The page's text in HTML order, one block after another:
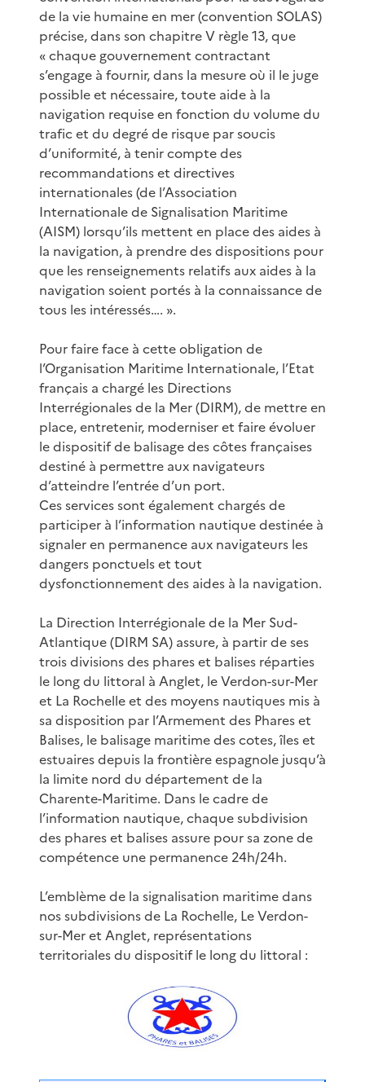
de la vie humaine en mer (convention SOLAS)
précise, dans son chapitre V règle 13, que
« chaque gouvernement contractant
s’engage à fournir, dans la mesure où il le juge
possible et nécessaire, toute aide à la
navigation requise en fonction du volume du
trafic et du degré de risque par soucis
d’uniformité, à tenir compte des
recommandations et directives
internationales (de l’Association
Internationale de Signalisation Maritime
(AISM) lorsqu’ils mettent en place des aides à
la navigation, à prendre des dispositions pour
que les renseignements relatifs aux aides à la
navigation soient portés à la connaissance de
tous les intéressés…. ».
Pour faire face à cette obligation de
l’Organisation Maritime Internationale, l’Etat
français a chargé les Directions
Interrégionales de la Mer (DIRM), de mettre en
place, entretenir, moderniser et faire évoluer
le dispositif de balisage des côtes françaises
destiné à permettre aux navigateurs
d’atteindre l’entrée d’un port.
Ces services sont également chargés de
participer à l’information nautique destinée à
signaler en permanence aux navigateurs les
dangers ponctuels et tout
dysfonctionnement des aides à la navigation.
La Direction Interrégionale de la Mer Sud-
Atlantique (DIRM SA) assure, à partir de ses
trois divisions des phares et balises réparties
le long du littoral à Anglet, le Verdon-sur-Mer
et La Rochelle et des moyens nautiques mis à
sa disposition par l’Armement des Phares et
Balises, le balisage maritime des cotes, îles et
estuaires depuis la frontière espagnole jusqu’à
la limite nord du département de la
Charente-Maritime. Dans le cadre de
l’information nautique, chaque subdivision
des phares et balises assure pour sa zone de
compétence une permanence 24h/24h.
L’emblème de la signalisation maritime dans
nos subdivisions de La Rochelle, Le Verdon-
sur-Mer et Anglet, représentations
territoriales du dispositif le long du littoral :